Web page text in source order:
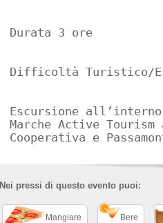
Durata 3 ore
Difficoltà Turistico/
Escursione
Marche Active
Cooperativa e
Nei pressi di questo evento puoi:
Mangiare Bere